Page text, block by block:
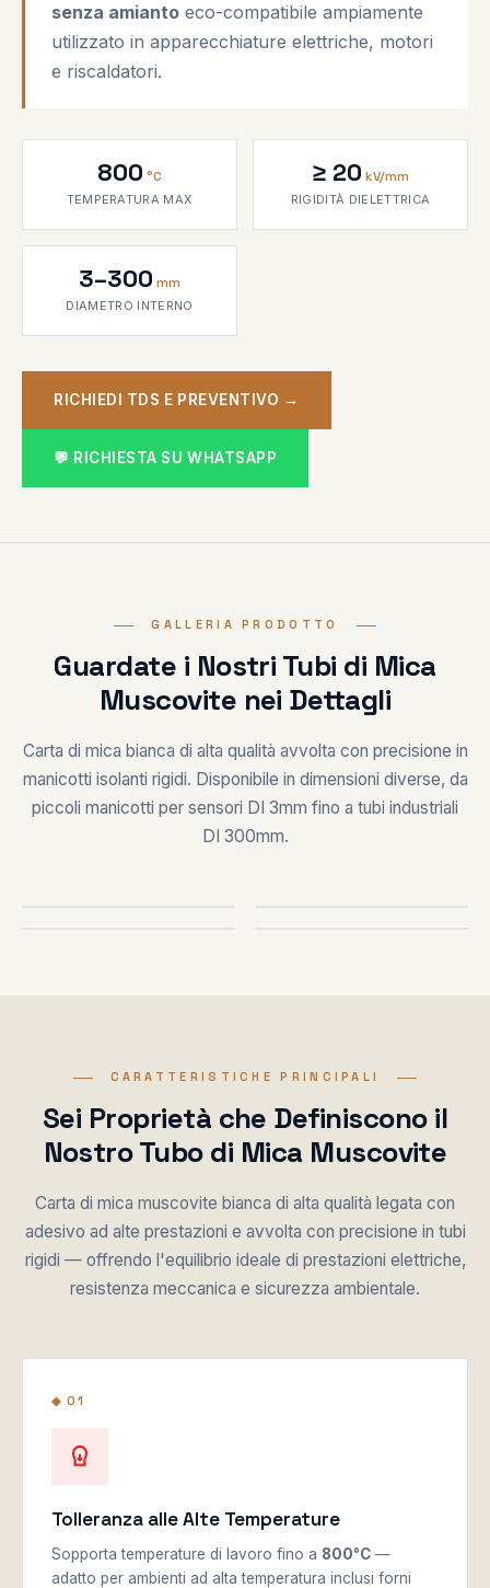
senza amianto eco-compatibile ampiamente
utilizzato in apparecchiature elettriche, motori
e riscaldatori.
800 °C
TEMPERATURA MAX
≥ 20 kV/mm
RIGIDITÀ DIELETTRICA
3–300 mm
DIAMETRO INTERNO
RICHIEDI TDS E PREVENTIVO →
💬 RICHIESTA SU WHATSAPP
GALLERIA PRODOTTO
Guardate i Nostri Tubi di Mica
Muscovite nei Dettagli
Carta di mica bianca di alta qualità avvolta con precisione in
manicotti isolanti rigidi. Disponibile in dimensioni diverse, da
piccoli manicotti per sensori DI 3mm fino a tubi industriali
DI 300mm.
CARATTERISTICHE PRINCIPALI
Sei Proprietà che Definiscono il
Nostro Tubo di Mica Muscovite
Carta di mica muscovite bianca di alta qualità legata con
adesivo ad alte prestazioni e avvolta con precisione in tubi
rigidi — offrendo l'equilibrio ideale di prestazioni elettriche,
resistenza meccanica e sicurezza ambientale.
◆ 01
Tolleranza alle Alte Temperature
Sopporta temperature di lavoro fino a 800°C —
adatto per ambienti ad alta temperatura inclusi forni